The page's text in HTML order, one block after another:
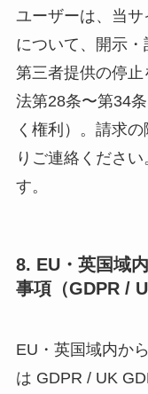
ユーザーは、当
について、開示・
第三者提供の停
法第28条〜第34
く権利）。請求
りご連絡くださ
す。
8. EU・英国域
事項（GDPR /
EU・英国域内か
は GDPR / UK